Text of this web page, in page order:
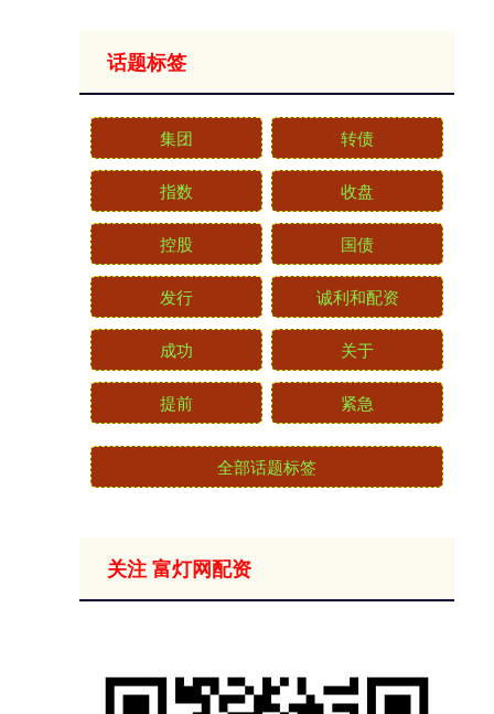
话题标签
集团 转债
指数 收盘
控股 国债
发行 诚利和配资
成功 关于
提前 紧急
全部话题标签
关注 富灯网配资